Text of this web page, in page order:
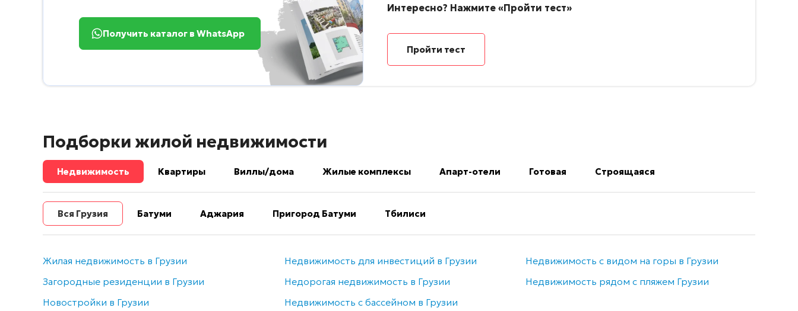
Получить каталог в WhatsApp
Интересно? Нажмите «Пройти тест»
Пройти тест
Подборки жилой недвижимости
Недвижимость Квартиры Виллы/дома Жилые комплексы Апарт-отели Готовая Строящаяся
Вся Грузия Батуми Аджария Пригород Батуми Тбилиси
Жилая недвижимость в Грузии
Загородные резиденции в Грузии
Новостройки в Грузии
Недвижимость для инвестиций в Грузии
Недорогая недвижимость в Грузии
Недвижимость с бассейном в Грузии
Недвижимость с видом на горы в Грузии
Недвижимость рядом с пляжем Грузии